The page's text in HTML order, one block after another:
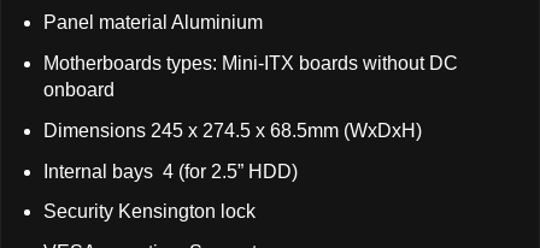
Panel material Aluminium
Motherboards types: Mini-ITX boards without DC
onboard
Dimensions 245 x 274.5 x 68.5mm (WxDxH)
Internal bays 4 (for 2.5” HDD)
Security Kensington lock